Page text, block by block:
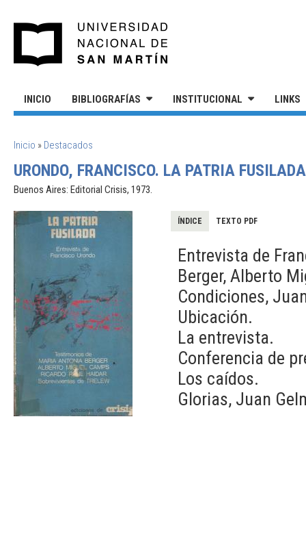
INICIO BIBLIOGRAFÍAS INSTITUCIONAL LINKS
SE ENCUENTRA USTED AQUÍ
Inicio » Destacados
URONDO, FRANCISCO. LA PATRIA
Buenos Aires: Editorial Crisis, 1973.
ÍNDICE TEXTO PDF
Entrevista de
Berger, Alberto
Condiciones,
Ubicación.
La entrevista.
Conferencia de
Los caídos.
Glorias, Juan